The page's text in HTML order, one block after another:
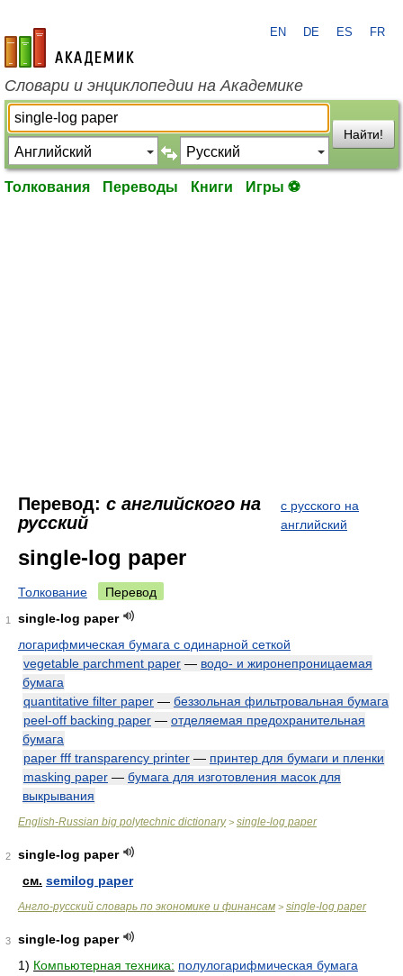
academic.ru
EN DE ES FR
Словари и энциклопедии на Академике
Найти!
Толкования Переводы Книги Игры ⚽
Перевод: с английского на
русский
с русского на
английский
single-log paper
Толкование Перевод
1
single-log paper
логарифмическая бумага с одинарной сеткой
vegetable parchment paper — водо- и жиронепроницаемая
бумага
quantitative filter paper — беззольная фильтровальная бумага
peel-off backing paper — отделяемая предохранительная
бумага
paper fff transparency printer — принтер для бумаги и пленки
masking paper — бумага для изготовления масок для
выкрывания
English-Russian big polytechnic dictionary> single-log paper
2
single-log paper
см. semilog paper
Англо-русский словарь по экономике и финансам > single-log paper
3
single-log paper
1) Компьютерная техника: полулогарифмическая бумага